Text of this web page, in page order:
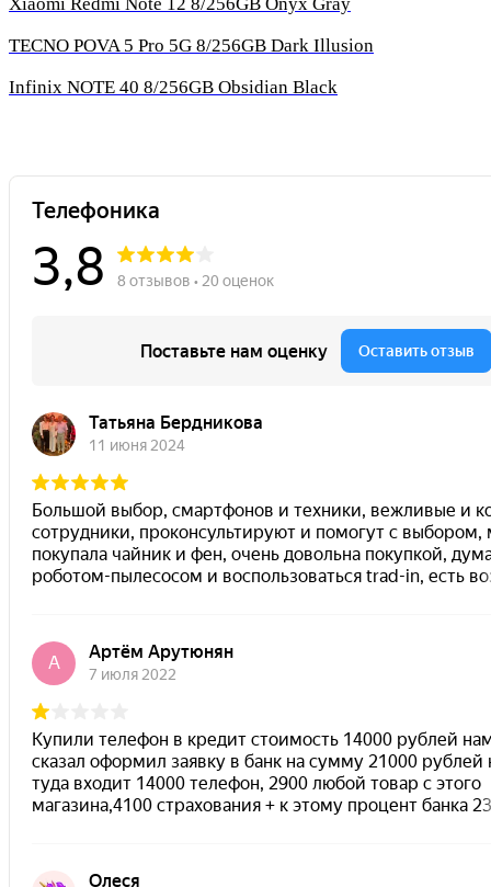
TECNO POVA 5 Pro 5G 8/256GB Dark Illusion
Infinix NOTE 40 8/256GB Obsidian Black